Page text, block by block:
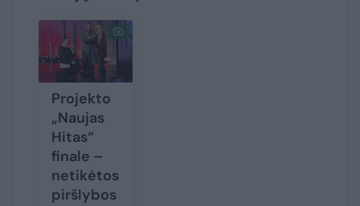
Projekto
„Naujas
Hitas“
finale –
netikėtos
piršlybos